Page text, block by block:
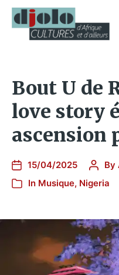
Bout U de
love story
ascension
15/04/2025 By
In Musique, Nigeria